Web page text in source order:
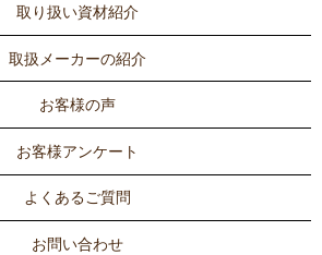
取り扱い資材紹介
取扱メーカーの紹介
お客様の声
お客様アンケート
よくあるご質問
お問い合わせ